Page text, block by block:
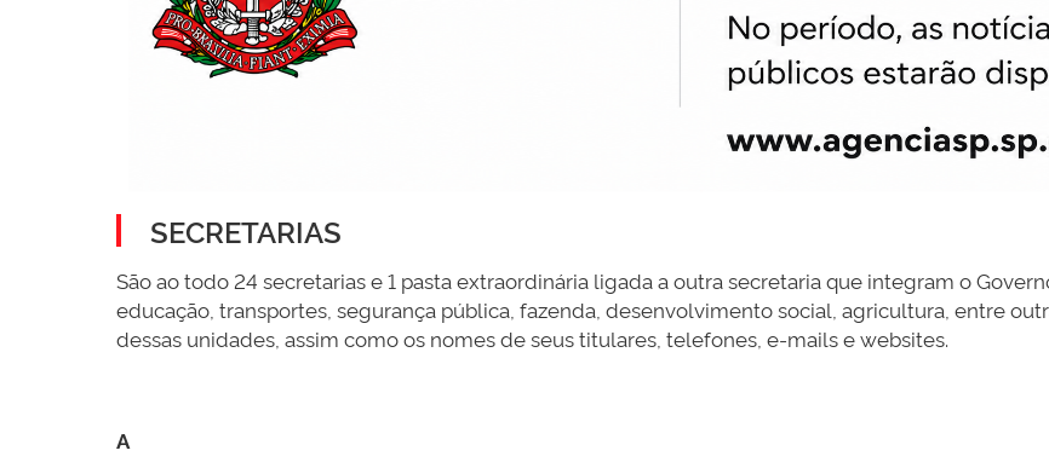
SECRETARIAS
São ao todo 24 secretarias e 1 pasta extraordinária ligada a outra secretaria que integram o
educação, transportes, segurança pública, fazenda, desenvolvimento social, agricultura, entre
dessas unidades, assim como os nomes de seus titulares, telefones, e-mails e websites.
A